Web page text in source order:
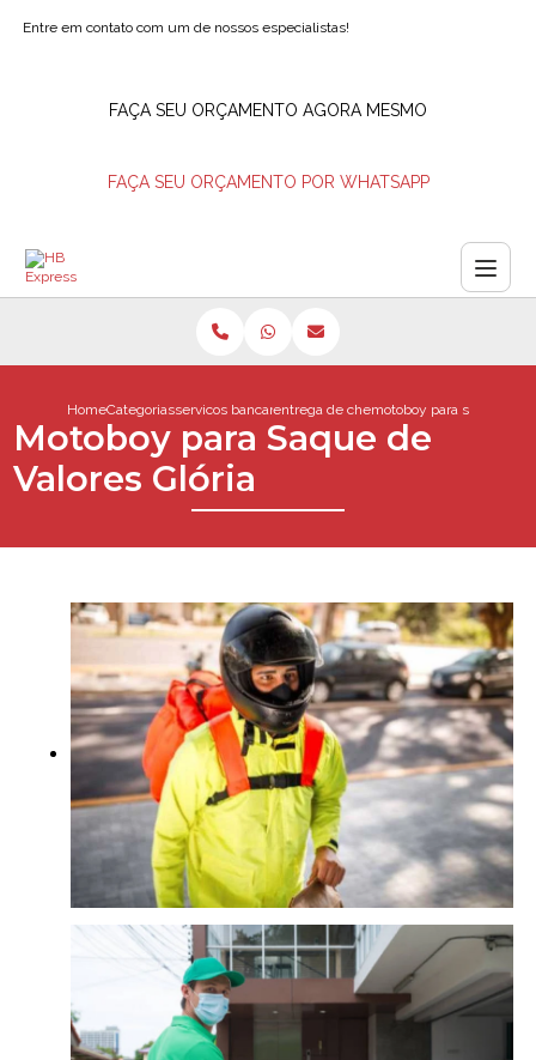
Entre em contato com um de nossos especialistas!
FAÇA SEU ORÇAMENTO AGORA MESMO
FAÇA SEU ORÇAMENTO POR WHATSAPP
HomeCategoriasservicos bancariosentrega de chequesmotoboy para saque de
Motoboy para Saque de
Valores Glória